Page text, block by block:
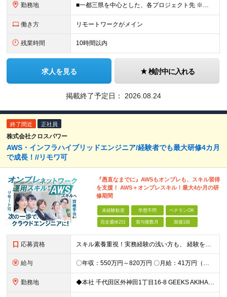
勤務地 ■一都三県を中心とした、各プロジェクト先 ※リモートワーク率約70％！週2～3日のハイブリッド勤務がメインです。 ハイブリッド：約50%（週に数日リモート＋出社の組み合わせ） フルリモート：約20％
働き方 リモートワークがメイン
残業時間 10時間以内
求人を見る 検討中に入れる
掲載終了予定日： 2026.08.24
終了間近 正社員
株式会社クロスパワー
AWS・インフラハイブリッドエンジニア/経験者でも最大研修4カ月
で成長！//リモワ可
『愚直なまでに』AWSもオンプレも、スキル習得
を支援！ AWS＋オンプレスキル！最大4か月の研
修期間
未経験歓迎 学歴不問 ベテランOK
完全週休2日 賞与複数月 面接1回
応募資格 スキル素養重視！実務経験の浅い方も、 経験を活かしたい中堅層も、幅広く歓迎します！ ・学歴不問 ・システム運用、構築、開発経験または相当の見識がある方 ◆賞与年2回有◆20～50代まで幅広い年代が
給与 〇年収：550万円～820万円 〇月給：41万円（固定残業100,898円含）～ 60万円（固定残業152,929円含）＋賞与＋資格手当 ※固定残業は45時間（当社の平均残業は8時間です）。 万が一
勤務地 ◆本社 千代田区外神田1丁目16-8 GEEKS AKIHABARA 3階 ◆リモートワーク者多数 ※上記を除く当社関連勤務地